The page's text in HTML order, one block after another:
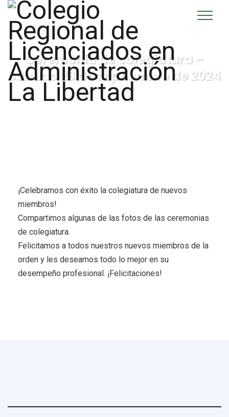
Ceremonia de colegiatura –
sábado 28 de septiembre de 2024
¡Celebramos con éxito la colegiatura de nuevos
miembros!
Compartimos algunas de las fotos de las ceremonias
de colegiatura.
Felicitamos a todos nuestros nuevos miembros de la
orden y les deseamos todo lo mejor en su
desempeño profesional. ¡Felicitaciones!